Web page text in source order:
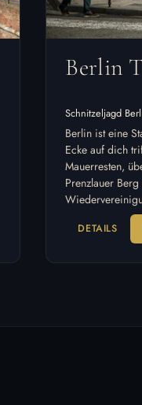
Berlin
Schnitzeljagd
Berlin ist eine
Ecke auf dich
Mauerresten,
Prenzlauer
DETAILS